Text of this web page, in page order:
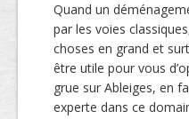
Quand un
par les voies
choses en grand et
être utile pour vous
grue sur Ableiges, en
experte dans ce